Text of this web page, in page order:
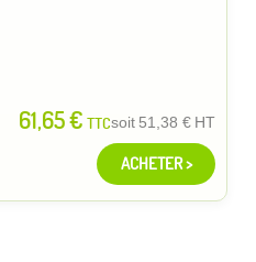
61,65 € TTCsoit 51,38 € HT
ACHETER >